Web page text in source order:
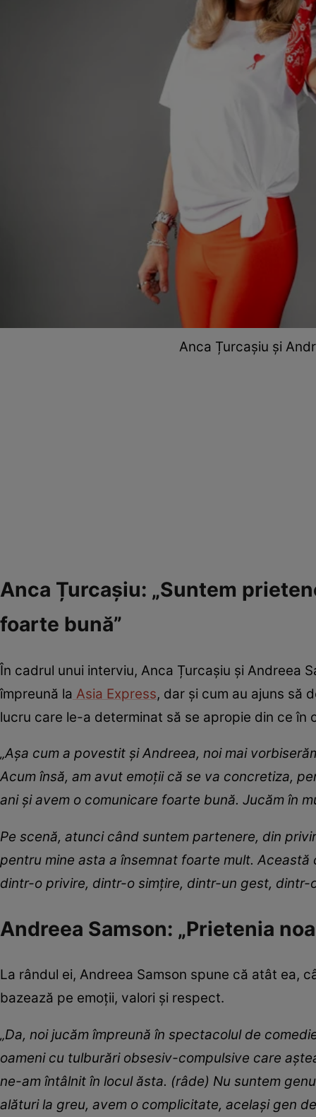
Anca Țurcașiu și
Anca Țurcașiu: „Suntem
foarte bună”
În cadrul unui interviu, Anca Țurcașiu și Andreea
împreună la Asia Express, dar și cum au ajuns să
lucru care le-a determinat să se apropie din ce în
„Așa cum a povestit și Andreea, noi mai
Acum însă, am avut emoții că se va concretiza,
ani și avem o comunicare foarte bună. Jucăm în
Pe scenă, atunci când suntem partenere, din
pentru mine asta a însemnat foarte mult.
dintr-o privire, dintr-o simțire, dintr-un gest, dintr-
Andreea Samson: „Prietenia
La rândul ei, Andreea Samson spune că atât ea,
bazează pe emoții, valori și respect.
„Da, noi jucăm împreună în spectacolul de
oameni cu tulburări obsesiv-compulsive care
ne-am întâlnit în locul ăsta. (râde) Nu suntem
alături la greu, avem o complicitate, același gen